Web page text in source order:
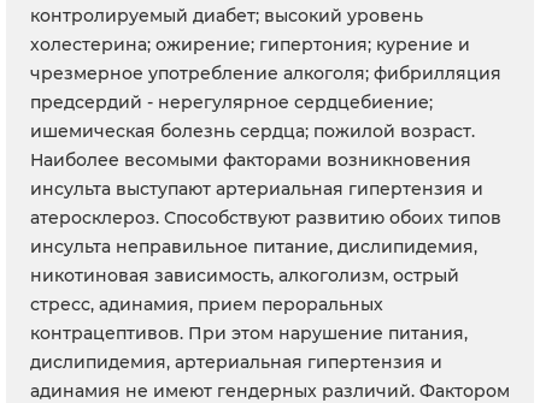
контролируемый диабет; высокий уровень
холестерина; ожирение; гипертония; курение и
чрезмерное употребление алкоголя; фибрилляция
предсердий - нерегулярное сердцебиение;
ишемическая болезнь сердца; пожилой возраст.
Наиболее весомыми факторами возникновения
инсульта выступают артериальная гипертензия и
атеросклероз. Способствуют развитию обоих типов
инсульта неправильное питание, дислипидемия,
никотиновая зависимость, алкоголизм, острый
стресс, адинамия, прием пероральных
контрацептивов. При этом нарушение питания,
дислипидемия, артериальная гипертензия и
адинамия не имеют гендерных различий. Фактором